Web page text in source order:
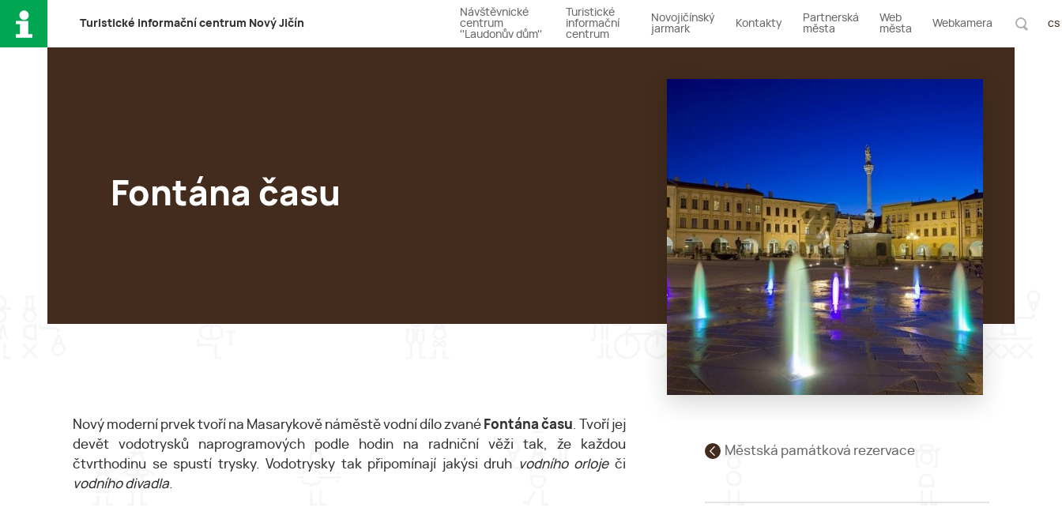
Turistické informační centrum Nový Jičín
Návštěvnické
centrum
''Laudonův dům''
Turistické
informační
centrum
Novojičínský
jarmark
Kontakty
Partnerská
města
Web
města
Webkamera cs
Fontána času
Nový moderní prvek tvoří na Masarykově náměstě vodní dílo zvané Fontána času . Tvoří jej
devět vodotrysků naprogramových podle hodin na radniční věži tak, že každou
čtvrthodinu se spustí trysky. Vodotrysky tak připomínají jakýsi druh vodního orloječi
vodního divadla.
Městská památková rezervace